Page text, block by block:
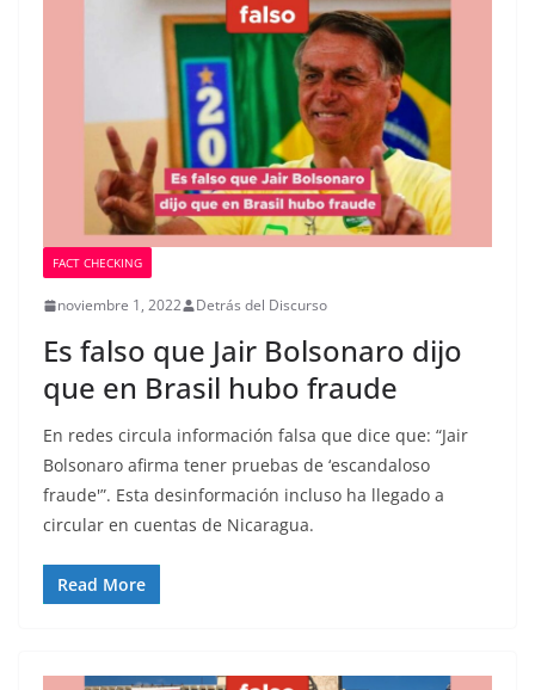
FACT CHECKING
noviembre 1, 2022 Detrás del Discurso
Es falso que Jair Bolsonaro dijo
que en Brasil hubo fraude
En redes circula información falsa que dice que: “Jair
Bolsonaro afirma tener pruebas de ‘escandaloso
fraude'”. Esta desinformación incluso ha llegado a
circular en cuentas de Nicaragua.
Read More